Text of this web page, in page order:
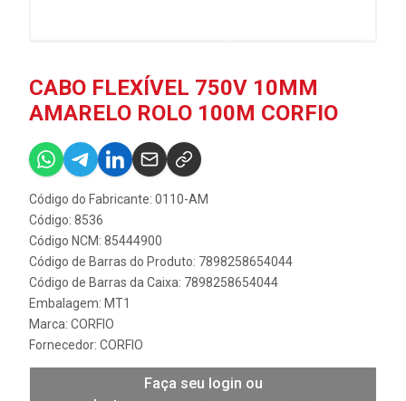
CABO FLEXÍVEL 750V 10MM
AMARELO ROLO 100M CORFIO
Código do Fabricante: 0110-AM
Código: 8536
Código NCM: 85444900
Código de Barras do Produto: 7898258654044
Código de Barras da Caixa: 7898258654044
Embalagem: MT1
Marca: CORFIO
Fornecedor: CORFIO
Faça seu login ou